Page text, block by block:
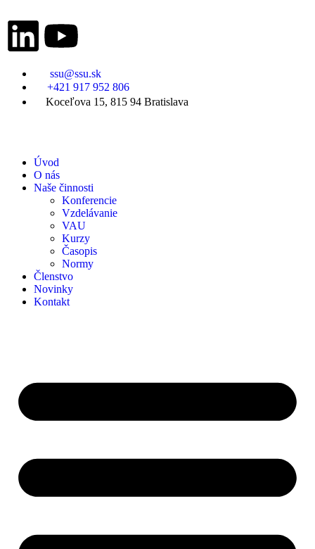
ssu@ssu.sk
+421 917 952 806
Koceľova 15, 815 94 Bratislava
Úvod
O nás
Naše činnosti
Konferencie
Vzdelávanie
VAU
Kurzy
Časopis
Normy
Členstvo
Novinky
Kontakt